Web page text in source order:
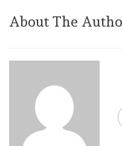
About The